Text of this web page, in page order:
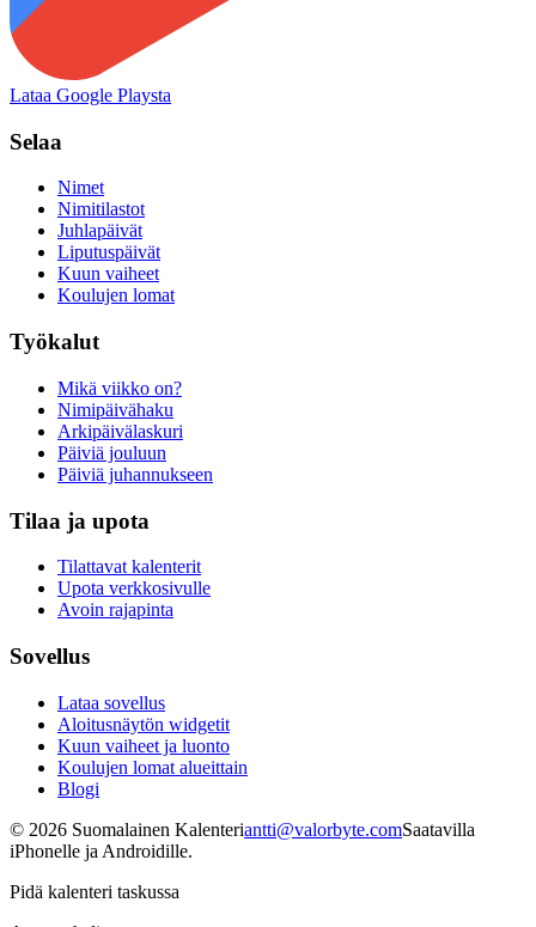
Lataa Google Playsta
Selaa
Nimet
Nimitilastot
Juhlapäivät
Liputuspäivät
Kuun vaiheet
Koulujen lomat
Työkalut
Mikä viikko on?
Nimipäivähaku
Arkipäivälaskuri
Päiviä jouluun
Päiviä juhannukseen
Tilaa ja upota
Tilattavat kalenterit
Upota verkkosivulle
Avoin rajapinta
Sovellus
Lataa sovellus
Aloitusnäytön widgetit
Kuun vaiheet ja luonto
Koulujen lomat alueittain
Blogi
© 2026 Suomalainen Kalenteriantti@valorbyte.comSaatavilla
iPhonelle ja Androidille.
Pidä kalenteri taskussa